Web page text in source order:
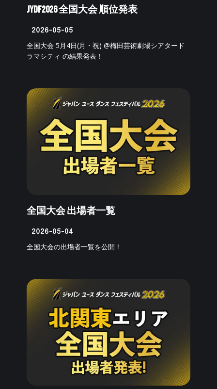
JYDF2026 全国大会 順位発表
2026-05-05
全国大会 5月4日(月・祝) @梅田芸術劇場シアタード
ラマシティ の結果発表！
全国大会 出場者一覧
2026-05-04
全国大会の出場者一覧を公開！